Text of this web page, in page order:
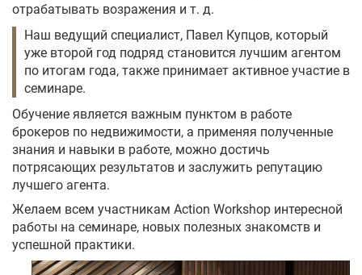
отрабатывать возражения и т. д.
Наш ведущий специалист, Павел Купцов, который
уже второй год подряд становится лучшим агентом
по итогам года, также принимает активное участие в
семинаре.
Обучение является важным пунктом в работе
брокеров по недвижимости, а применяя полученные
знания и навыки в работе, можно достичь
потрясающих результатов и заслужить репутацию
лучшего агента.
Желаем всем участникам Action Workshop интересной
работы на семинаре, новых полезных знакомств и
успешной практики.